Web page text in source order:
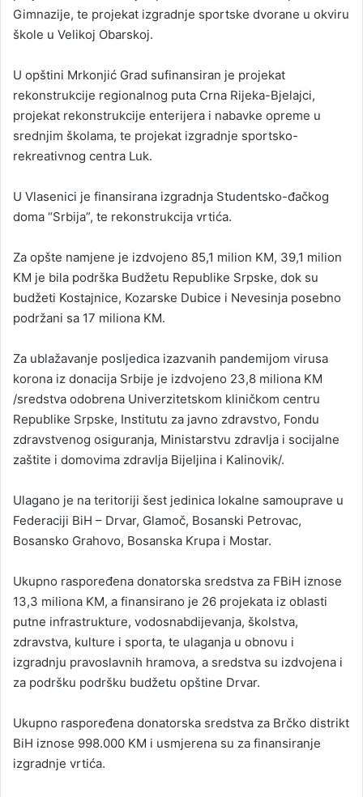
Gimnazije, te projekat izgradnje sportske dvorane u okviru
škole u Velikoj Obarskoj.
U opštini Mrkonjić Grad sufinansiran je projekat
rekonstrukcije regionalnog puta Crna Rijeka-Bjelajci,
projekat rekonstrukcije enterijera i nabavke opreme u
srednjim školama, te projekat izgradnje sportsko-
rekreativnog centra Luk.
U Vlasenici je finansirana izgradnja Studentsko-đačkog
doma “Srbija”, te rekonstrukcija vrtića.
Za opšte namjene je izdvojeno 85,1 milion KM, 39,1 milion
KM je bila podrška Budžetu Republike Srpske, dok su
budžeti Kostajnice, Kozarske Dubice i Nevesinja posebno
podržani sa 17 miliona KM.
Za ublažavanje posljedica izazvanih pandemijom virusa
korona iz donacija Srbije je izdvojeno 23,8 miliona KM
/sredstva odobrena Univerzitetskom kliničkom centru
Republike Srpske, Institutu za javno zdravstvo, Fondu
zdravstvenog osiguranja, Ministarstvu zdravlja i socijalne
zaštite i domovima zdravlja Bijeljina i Kalinovik/.
Ulagano je na teritoriji šest jedinica lokalne samouprave u
Federaciji BiH – Drvar, Glamoč, Bosanski Petrovac,
Bosansko Grahovo, Bosanska Krupa i Mostar.
Ukupno raspoređena donatorska sredstva za FBiH iznose
13,3 miliona KM, a finansirano je 26 projekata iz oblasti
putne infrastrukture, vodosnabdijevanja, školstva,
zdravstva, kulture i sporta, te ulaganja u obnovu i
izgradnju pravoslavnih hramova, a sredstva su izdvojena i
za podršku podršku budžetu opštine Drvar.
Ukupno raspoređena donatorska sredstva za Brčko distrikt
BiH iznose 998.000 KM i usmjerena su za finansiranje
izgradnje vrtića.